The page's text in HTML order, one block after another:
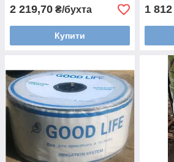
2 219,70 ₴/бухта
Купити
1 812